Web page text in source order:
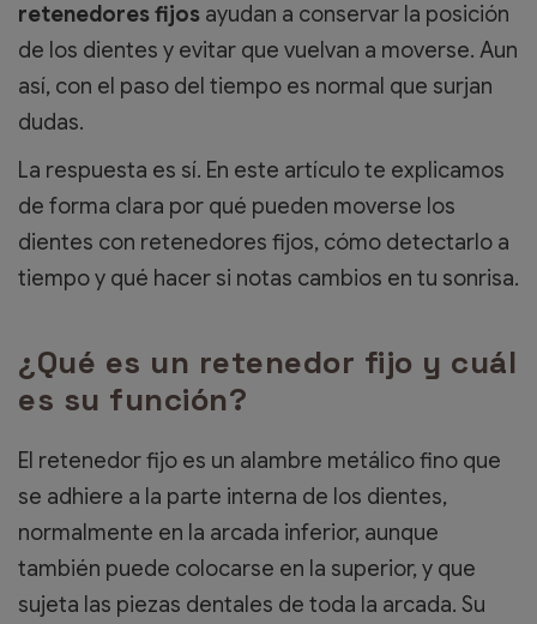
retenedores fijos ayudan a conservar la posición
de los dientes y evitar que vuelvan a moverse. Aun
así, con el paso del tiempo es normal que surjan
dudas.
La respuesta es sí. En este artículo te explicamos
de forma clara por qué pueden moverse los
dientes con retenedores fijos, cómo detectarlo a
tiempo y qué hacer si notas cambios en tu sonrisa.
¿Qué es un retenedor fijo y cuál
es su función?
El retenedor fijo es un alambre metálico fino que
se adhiere a la parte interna de los dientes,
normalmente en la arcada inferior, aunque
también puede colocarse en la superior, y que
sujeta las piezas dentales de toda la arcada. Su